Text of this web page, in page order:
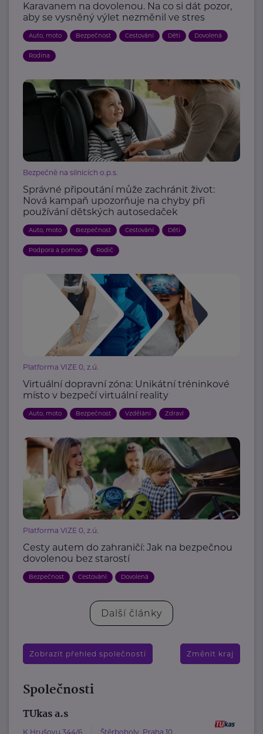
Karavanem na dovolenou. Na co si dát pozor,
aby se vysněný výlet nezměnil ve stres
Auto, moto Bezpečnost Cestování Děti Dovolená
Rodina
Bezpečně na silnicích o.p.s.
Správné připoutání může zachránit život:
Nová kampaň upozorňuje na chyby při
používání dětských autosedaček
Auto, moto Bezpečnost Cestování Děti
Podpora a pomoc Rodič
Platforma VIZE 0, z.ú.
Virtuální dopravní zóna: Unikátní tréninkové
místo v bezpečí virtuální reality
Auto, moto Bezpečnost Vzdělání Zdraví
Platforma VIZE 0, z.ú.
Cesty autem do zahraničí: Jak na bezpečnou
dovolenou bez starostí
Bezpečnost Cestování Dovolená
Další články
Zobrazit přehled společností Změnit kraj
Společnosti
TUkas a.s
K Hrušovu 344/6 Štěrboholy, Praha 10